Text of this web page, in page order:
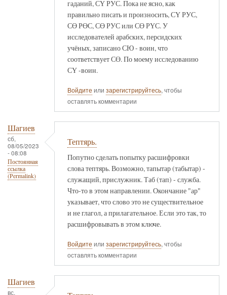
гаданий, СҮ РУС. Пока не ясно, как
правильно писать и произносить, СҮ РУС,
СӨ РӨС, СӨ РУС или СӨ РҮС. У
исследователей арабских, персидских
учёных, записано СЮ - воин, что
соответствует СӨ. По моему исследованию
СҮ -воин.
Войдите или зарегистрируйтесь, чтобы
оставлять комментарии
Шагиев
сб,
08/05/2023
- 08:08
Постоянная
ссылка
(Permalink)
Тептярь.
Попутно сделать попытку расшифровки
слова тептярь. Возможно, тапытар (табытар) -
служащий, прислужник. Таб (тап) - служба.
Что-то в этом направлении. Окончание "ар"
указывает, что слово это не существительное
и не глагол, а прилагательное. Если это так, то
расшифровывать в этом ключе.
Войдите или зарегистрируйтесь, чтобы
оставлять комментарии
Шагиев
вс,